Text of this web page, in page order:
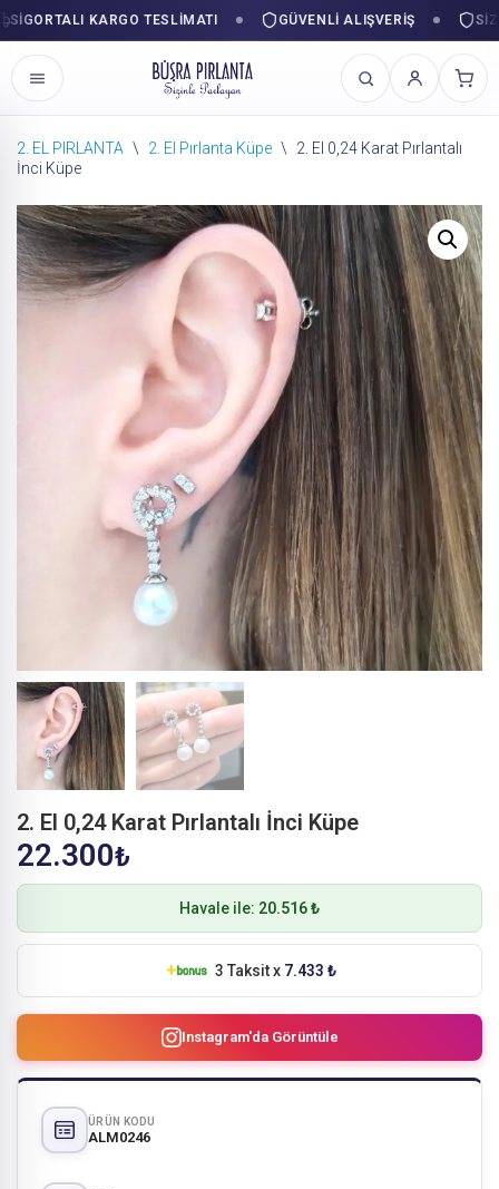
KARGO TESLIMATI GÜVENLI ALIŞVERIŞ
İçeriğe
2. EL PIRLANTA \ 2. El Pırlanta Küpe \
2. El 0,24 Karat Pırlantalı
İnci Küpe
2. El 0,24 Karat Pırlantalı İnci Küpe
22.300₺
Havale ile: 20.516 ₺
3 Taksit x 7.433 ₺
Instagram'da Görüntüle
ÜRÜN KODU
ALM0246